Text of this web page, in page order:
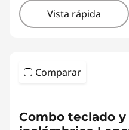
Vista rápida
Comparar
Combo teclado y